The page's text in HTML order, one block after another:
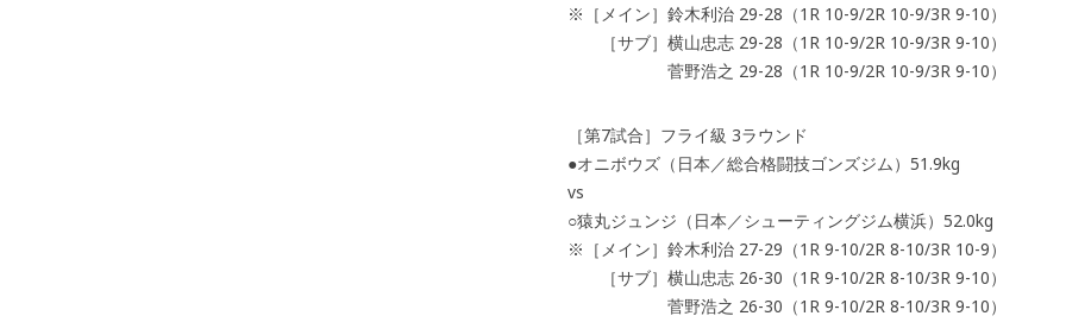
※［メイン］鈴木利治 29-28（1R 10-9/2R 10-9/3R 9-10）
［サブ］横山忠志 29-28（1R 10-9/2R 10-9/3R 9-10）
菅野浩之 29-28（1R 10-9/2R 10-9/3R 9-10）
［第7試合］フライ級 3ラウンド
●オニボウズ（日本／総合格闘技ゴンズジム）51.9kg
vs
○猿丸ジュンジ（日本／シューティングジム横浜）52.0kg
※［メイン］鈴木利治 27-29（1R 9-10/2R 8-10/3R 10-9）
［サブ］横山忠志 26-30（1R 9-10/2R 8-10/3R 9-10）
菅野浩之 26-30（1R 9-10/2R 8-10/3R 9-10）